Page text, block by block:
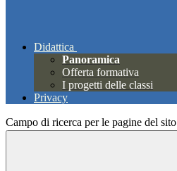
Didattica
Panoramica
Offerta formativa
I progetti delle classi
Privacy
Campo di ricerca per le pagine del sito